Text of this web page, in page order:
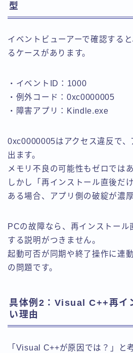
型
イベントビューアーで確認する
るケースがあります。
・イベントID：1000
・例外コード：0xc0000005
・障害アプリ：Kindle.exe
0xc0000005はアクセス違反で、
出ます。
メモリ不良の可能性もゼロでは
しかし「再インストール直後だ
ある場合、アプリ側の破綻が濃厚
PCの故障なら、再インストール
する説明がつきません。
起動可否が同期や終了操作に連
の問題です。
具体例2：Visual C++再イ
い理由
「Visual C++が原因では？」と